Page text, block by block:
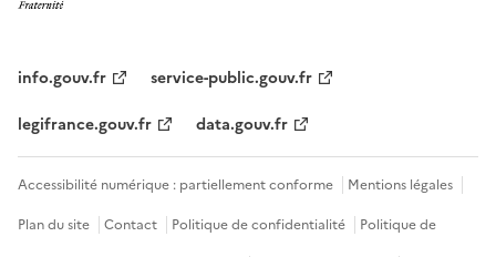
info.gouv.fr
service-public.gouv.fr
legifrance.gouv.fr
data.gouv.fr
Accessibilité numérique : partiellement conforme
Mentions légales
Plan du site
Contact Politique de confidentialité
Politique de